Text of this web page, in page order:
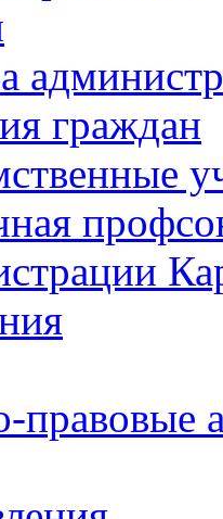
граждан
правовые